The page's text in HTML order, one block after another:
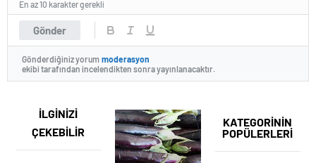
Gönder
En az 10 karakter gerekli
Gönderdiğiniz yorum moderasyon
ekibi tarafından incelendikten sonra yayınlanacaktır.
KATEGORİNİN
POPÜLERLERİ
İLGİNİZİ
ÇEKEBİLİR